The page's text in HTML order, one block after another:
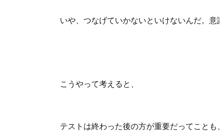
いや、つなげていかないといけないんだ。意
こうやって考えると、
テストは終わった後の方が重要だってことも、